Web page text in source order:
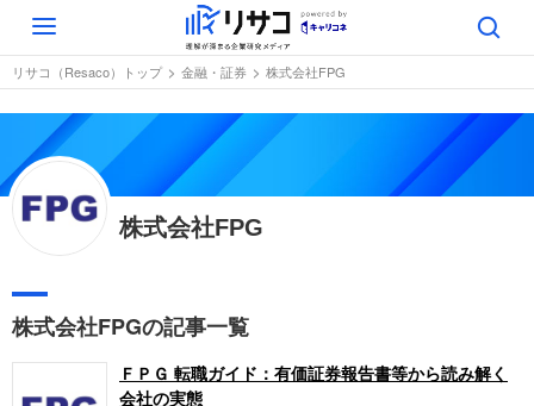
Toggle
navigation
リサコ（Resaco）トップ 金融・証券 株式会社FPG
株式会社FPG
株式会社FPGの記事一覧
ＦＰＧ 転職ガイド：有価証券報告書等から読み解く
会社の実態